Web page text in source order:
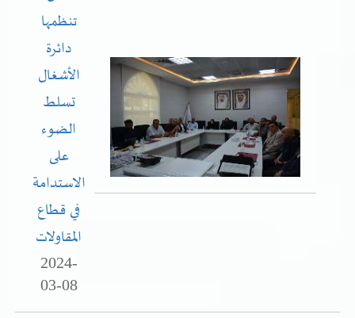
مشاريع الدائرة
المنشآت العمرانية
خدمات الدائرة
تنظمها
دائرة
الأشغال
تسلط
الضوء
على
الاستدامة
في قطاع
المقاولات
2024-
03-08